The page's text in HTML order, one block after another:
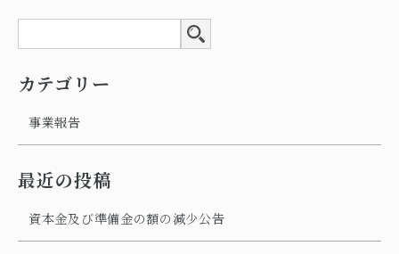
カテゴリー
事業報告
最近の投稿
資本金及び準備金の額の減少公告